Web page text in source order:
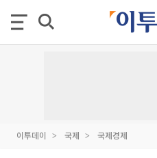
이투데이 국제 국제경제